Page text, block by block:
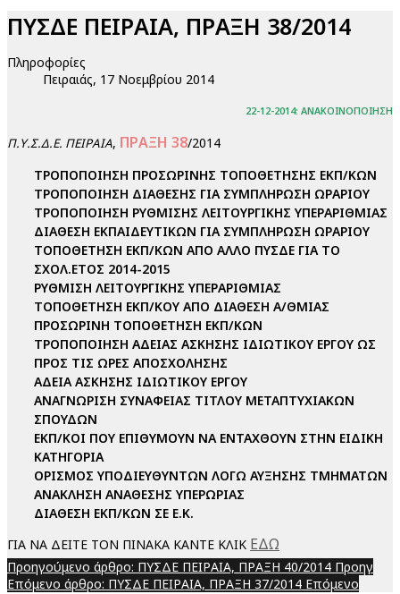
ΠΥΣΔΕ ΠΕΙΡΑΙΑ, ΠΡΑΞΗ 38/2014
Πληροφορίες
Πειραιάς, 17 Νοεμβρίου 2014
22-12-2014: ΑΝΑΚΟΙΝΟΠΟΙΗΣΗ
Π.Υ.Σ.Δ.Ε. ΠΕΙΡΑΙΑ, ΠΡΑΞΗ 38/2014
ΤΡΟΠΟΠΟΙΗΣΗ ΠΡΟΣΩΡΙΝΗΣ ΤΟΠΟΘΕΤΗΣΗΣ ΕΚΠ/ΚΩΝ
ΤΡΟΠΟΠΟΙΗΣΗ ΔΙΑΘΕΣΗΣ ΓΙΑ ΣΥΜΠΛΗΡΩΣΗ ΩΡΑΡΙΟΥ
ΤΡΟΠΟΠΟΙΗΣΗ ΡΥΘΜΙΣΗΣ ΛΕΙΤΟΥΡΓΙΚΗΣ ΥΠΕΡΑΡΙΘΜΙΑΣ
ΔΙΑΘΕΣΗ ΕΚΠΑΙΔΕΥΤΙΚΩΝ ΓΙΑ ΣΥΜΠΛΗΡΩΣΗ ΩΡΑΡΙΟΥ
ΤΟΠΟΘΕΤΗΣΗ ΕΚΠ/ΚΩΝ ΑΠΟ ΑΛΛΟ ΠΥΣΔΕ ΓΙΑ ΤΟ
ΣΧΟΛ.ΕΤΟΣ 2014-2015
ΡΥΘΜΙΣΗ ΛΕΙΤΟΥΡΓΙΚΗΣ ΥΠΕΡΑΡΙΘΜΙΑΣ
ΤΟΠΟΘΕΤΗΣΗ ΕΚΠ/ΚΟΥ ΑΠΟ ΔΙΑΘΕΣΗ Α/ΘΜΙΑΣ
ΠΡΟΣΩΡΙΝΗ ΤΟΠΟΘΕΤΗΣΗ ΕΚΠ/ΚΩΝ
ΤΡΟΠΟΠΟΙΗΣΗ ΑΔΕΙΑΣ ΑΣΚΗΣΗΣ ΙΔΙΩΤΙΚΟΥ ΕΡΓΟΥ ΩΣ
ΠΡΟΣ ΤΙΣ ΩΡΕΣ ΑΠΟΣΧΟΛΗΣΗΣ
ΑΔΕΙΑ ΑΣΚΗΣΗΣ ΙΔΙΩΤΙΚΟΥ ΕΡΓΟΥ
ΑΝΑΓΝΩΡΙΣΗ ΣΥΝΑΦΕΙΑΣ ΤΙΤΛΟΥ ΜΕΤΑΠΤΥΧΙΑΚΩΝ
ΣΠΟΥΔΩΝ
ΕΚΠ/ΚΟΙ ΠΟΥ ΕΠΙΘΥΜΟΥΝ ΝΑ ΕΝΤΑΧΘΟΥΝ ΣΤΗΝ ΕΙΔΙΚΗ
ΚΑΤΗΓΟΡΙΑ
ΟΡΙΣΜΟΣ ΥΠΟΔΙΕΥΘΥΝΤΩΝ ΛΟΓΩ ΑΥΞΗΣΗΣ ΤΜΗΜΑΤΩΝ
ΑΝΑΚΛΗΣΗ ΑΝΑΘΕΣΗΣ ΥΠΕΡΩΡΙΑΣ
ΔΙΑΘΕΣΗ ΕΚΠ/ΚΩΝ ΣΕ Ε.Κ.
ΓΙΑ ΝΑ ΔΕΙΤΕ ΤΟΝ ΠΙΝΑΚΑ ΚΑΝΤΕ ΚΛΙΚ ΕΔΩ
Προηγούμενο άρθρο: ΠΥΣΔΕ ΠΕΙΡΑΙΑ, ΠΡΑΞΗ 40/2014 Προηγ
Επόμενο άρθρο: ΠΥΣΔΕ ΠΕΙΡΑΙΑ, ΠΡΑΞΗ 37/2014 Επόμενο